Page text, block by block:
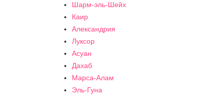
Шарм-эль-Шейх
Каир
Александрия
Луксор
Асуан
Дахаб
Марса-Алам
Эль-Гуна